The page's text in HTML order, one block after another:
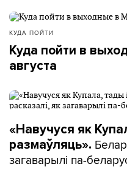
КУДА ПОЙТИ
Куда пойти в
августа
«Навучуся як
размаўляць».
загаварылі па-